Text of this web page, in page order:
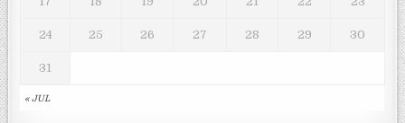
« JUL
24 25 26 27 28 29 30
31